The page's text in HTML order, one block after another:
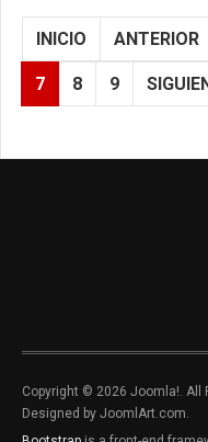
INICIO ANTERIOR
7 8 9
Copyright © 2026 Joomla!. All
Designed by JoomlArt.com.